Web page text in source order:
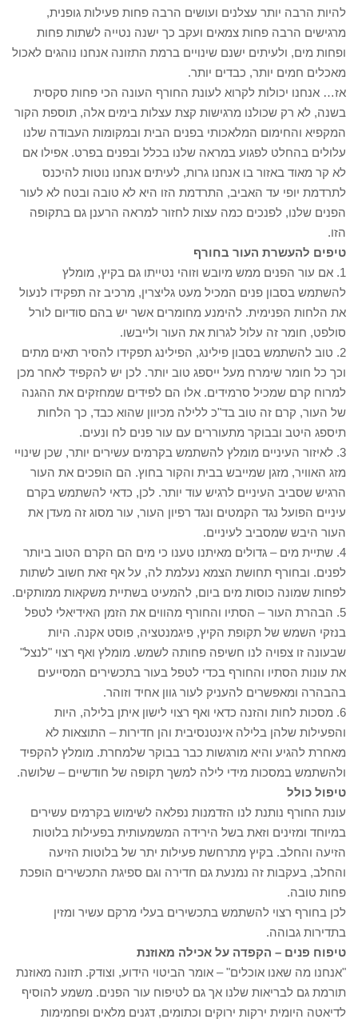
להיות הרבה יותר עצלנים ועושים הרבה פחות פעילות גופנית,
מרגישים הרבה פחות צמאים ועקב כך ישנה נטייה לשתות פחות
ופחות מים, ולעיתים ישנם שינויים ברמת התזונה אנחנו נוהגים לאכול
מאכלים חמים יותר, כבדים יותר.
אז… אנחנו יכולות לקרוא לעונת החורף העונה הכי פחות סקסית
בשנה, לא רק שכולנו מרגישות קצת עצלות בימים אלה, תוספת הקור
המקפיא והחימום המלאכותי בפנים הבית ובמקומות העבודה שלנו
עלולים בהחלט לפגוע במראה שלנו בכלל ובפנים בפרט. אפילו אם
לא קר מאוד באזור בו אנחנו גרות, לעיתים אנחנו נוטות להיכנס
לתרדמת יופי עד האביב, התרדמת הזו היא לא טובה ובטח לא לעור
הפנים שלנו, לפנכים כמה עצות לחזור למראה הרענן גם בתקופה
הזו.
טיפים להעשרת העור בחורף
1. אם עור הפנים ממש מיובש וזוהי נטייתו גם בקיץ, מומלץ
להשתמש בסבון פנים המכיל מעט גליצרין, מרכיב זה תפקידו לנעול
את הלחות הפנימית. להימנע מחומרים אשר יש בהם סודיום לורל
סולפט, חומר זה עלול לגרות את העור ולייבשו.
2. טוב להשתמש בסבון פילינג, הפילינג תפקידו להסיר תאים מתים
וכך כל חומר שימרח מעל ייספג טוב יותר. לכן יש להקפיד לאחר מכן
למרוח קרם שמכיל סרמידים. אלו הם לפידים שמחזקים את ההגנה
של העור, קרם זה טוב בד"כ ללילה מכיוון שהוא כבד, כך הלחות
תיספג היטב ובבוקר מתעוררים עם עור פנים לח ונעים.
3. לאיזור העיניים מומלץ להשתמש בקרמים עשירים יותר, שכן שינויי
מזג האוויר, מזגן שמייבש בבית והקור בחוץ. הם הופכים את העור
הרגיש שסביב העיניים לרגיש עוד יותר. לכן, כדאי להשתמש בקרם
עיניים הפועל נגד הקמטים ונגד רפיון העור, עור מסוג זה מעדן את
העור היבש שמסביב לעיניים.
4. שתיית מים – גדולים מאיתנו טענו כי מים הם הקרם הטוב ביותר
לפנים. ובחורף תחושת הצמא נעלמת לה, על אף זאת חשוב לשתות
לפחות שמונה כוסות מים ביום, להמעיט בשתיית משקאות ממותקים.
5. הבהרת העור – הסתיו והחורף מהווים את הזמן האידיאלי לטפל
בנזקי השמש של תקופת הקיץ, פיגמנטציה, פוסט אקנה. היות
שבעונה זו צפויה לנו חשיפה פחותה לשמש. מומלץ ואף רצוי "לנצל"
את עונות הסתיו והחורף בכדי לטפל בעור בתכשירים המסייעים
בהבהרה ומאפשרים להעניק לעור גוון אחיד וזוהר.
6. מסכות לחות והזנה כדאי ואף רצוי לישון איתן בלילה, היות
והפעילות שלהן בלילה אינטנסיבית והן חדירות – התוצאות לא
מאחרת להגיע והיא מורגשות כבר בבוקר שלמחרת. מומלץ להקפיד
ולהשתמש במסכות מידי לילה למשך תקופה של חודשיים – שלושה.
טיפול כולל
עונת החורף נותנת לנו הזדמנות נפלאה לשימוש בקרמים עשירים
במיוחד ומזינים וזאת בשל הירידה המשמעותית בפעילות בלוטות
הזיעה והחלב. בקיץ מתרחשת פעילות יתר של בלוטות הזיעה
והחלב, בעקבות זה נמנעת גם חדירה וגם ספיגת התכשירים הופכת
פחות טובה.
לכן בחורף רצוי להשתמש בתכשירים בעלי מרקם עשיר ומזין
בתדירות גבוהה.
טיפוח פנים – הקפדה על אכילה מאוזנת
"אנחנו מה שאנו אוכלים" – אומר הביטוי הידוע, וצודק. תזונה מאוזנת
תורמת גם לבריאות שלנו אך גם לטיפוח עור הפנים. משמע להוסיף
לדיאטה היומית ירקות ירוקים וכתומים, דגנים מלאים ופחמימות